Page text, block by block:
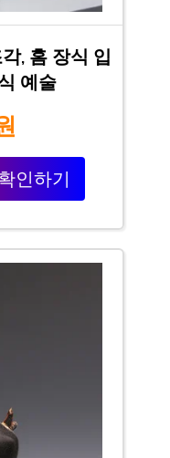
, 홈 장식 입
예술
인하기